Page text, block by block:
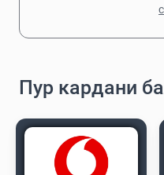
Пур кардани